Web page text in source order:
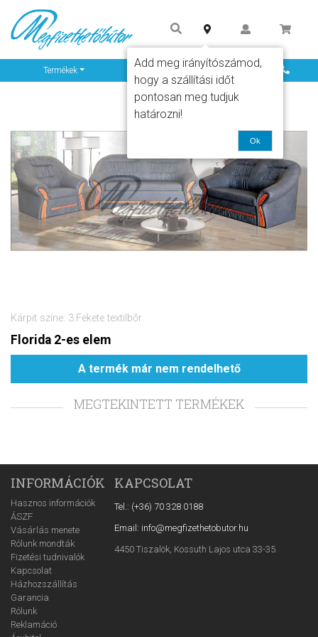
Termékek Info
Kárpit színe: 3.Fekete textilbőr
Florida 2-es elem
A termék már nem rendelhető
MEGTEKINTETT TERMÉKEK
INFORMÁCIÓK
Hasznos információk
ÁSZF
Vásárlás menete
Rólunk mondták
Fizetési tudnivalók
Kapcsolat
Házhozszállítás
Garancia
Rólunk
Reklamáció
KAPCSOLAT
Tel.: (+36) 70 328 0188
Email: info@megfizethetobutor.hu
4450 Tiszalök, Kossuth Lajos utca 33-35.
Add meg irányítószámod,
hogy a szállítási időt
pontosan meg tudjuk
határozni!
Ok